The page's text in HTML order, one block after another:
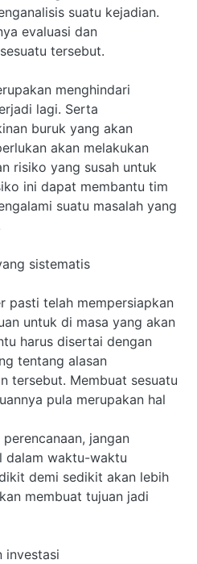
suatu kejadian.
evaluasi dan
tersebut.
menghindari
lagi. Serta
buruk yang akan
akan melakukan
risiko yang susah untuk
ini dapat membantu tim
suatu masalah yang
sistematis
pasti telah mempersiapkan
untuk di masa yang akan
harus disertai dengan
tentang alasan
tersebut. Membuat sesuatu
pula merupakan hal
jangan
dalam waktu-waktu
demi sedikit akan lebih
membuat tujuan jadi
investasi